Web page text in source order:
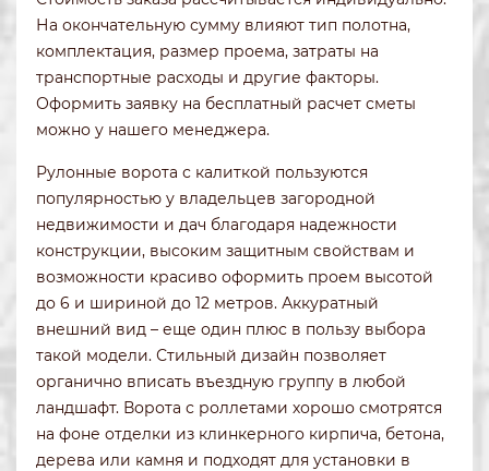
На окончательную сумму влияют тип полотна,
комплектация, размер проема, затраты на
транспортные расходы и другие факторы.
Оформить заявку на бесплатный расчет сметы
можно у нашего менеджера.
Рулонные ворота с калиткой пользуются
популярностью у владельцев загородной
недвижимости и дач благодаря надежности
конструкции, высоким защитным свойствам и
возможности красиво оформить проем высотой
до 6 и шириной до 12 метров. Аккуратный
внешний вид – еще один плюс в пользу выбора
такой модели. Стильный дизайн позволяет
органично вписать въездную группу в любой
ландшафт. Ворота с роллетами хорошо смотрятся
на фоне отделки из клинкерного кирпича, бетона,
дерева или камня и подходят для установки в